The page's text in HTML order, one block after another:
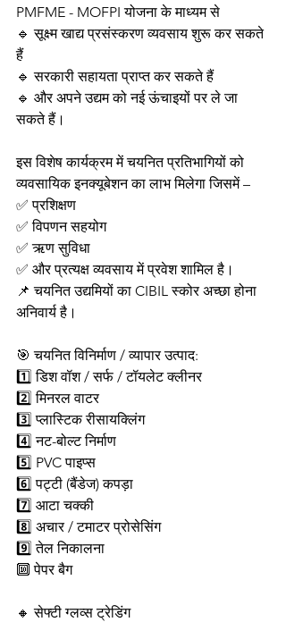
PMFME - MOFPI योजना के माध्यम से
🔹 सूक्ष्म खाद्य प्रसंस्करण व्यवसाय शुरू कर सकते
हैं
🔹 सरकारी सहायता प्राप्त कर सकते हैं
🔹 और अपने उद्यम को नई ऊंचाइयों पर ले जा
सकते हैं।
इस विशेष कार्यक्रम में चयनित प्रतिभागियों को
व्यवसायिक इनक्यूबेशन का लाभ मिलेगा जिसमें –
✅ प्रशिक्षण
✅ विपणन सहयोग
✅ ऋण सुविधा
✅ और प्रत्यक्ष व्यवसाय में प्रवेश शामिल है।
📌 चयनित उद्यमियों का CIBIL स्कोर अच्छा होना
अनिवार्य है।
🎯 चयनित विनिर्माण / व्यापार उत्पाद:
1️⃣ डिश वॉश / सर्फ / टॉयलेट क्लीनर
2️⃣ मिनरल वाटर
3️⃣ प्लास्टिक रीसायक्लिंग
4️⃣ नट-बोल्ट निर्माण
5️⃣ PVC पाइप्स
6️⃣ पट्टी (बैंडेज) कपड़ा
7️⃣ आटा चक्की
8️⃣ अचार / टमाटर प्रोसेसिंग
9️⃣ तेल निकालना
🔟 पेपर बैग
🔸 सेफ्टी ग्लव्स ट्रेडिंग